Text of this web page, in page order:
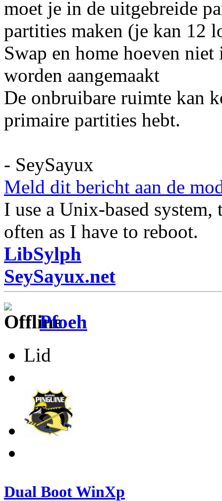
moet je in de uitgebreide
partities maken (je kan 12
Swap en home hoeven
worden aangemaakt
De onbruibare ruimte kan
primaire partities hebt.
- SeySayux
Meld dit bericht aan de
I use a Unix-based
often as I have to reboot.
LibSylph
SeySayux.net
Pfoeh
Lid
Dual Boot WinXp